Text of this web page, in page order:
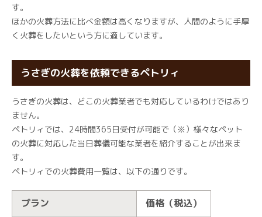
す。
ほかの火葬方法に比べ金額は高くなりますが、人間のように手厚
く火葬をしたいという方に適しています。
うさぎの火葬を依頼できるペトリィ
うさぎの火葬は、どこの火葬業者でも対応しているわけではあり
ません。
ペトリィでは、24時間365日受付が可能で（※）様々なペット
の火葬に対応した当日葬儀可能な業者を紹介することが出来ま
す。
ペトリィでの火葬費用一覧は、以下の通りです。
プラン
価格（税込）